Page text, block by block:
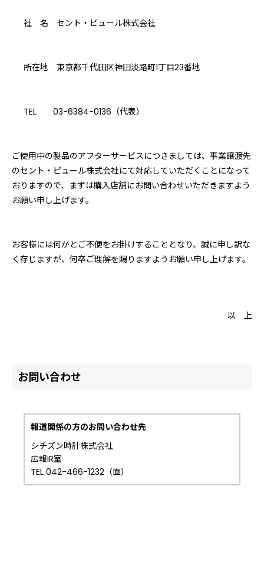
社 名 セント・ピュール株式会社
所在地 東京都千代田区神田淡路町1丁目23番地
TEL 03-6384-0136（代表）
ご使用中の製品のアフターサービスにつきましては、事業譲渡先
のセント・ピュール株式会社にて対応していただくことになって
おりますので、まずは購入店舗にお問い合わせいただきますよう
お願い申し上げます。
お客様には何かとご不便をお掛けすることとなり、誠に申し訳な
く存じますが、何卒ご理解を賜りますようお願い申し上げます。
以 上
お問い合わせ
報道関係の方のお問い合わせ先
シチズン時計株式会社
広報IR室
TEL 042-466-1232（直）